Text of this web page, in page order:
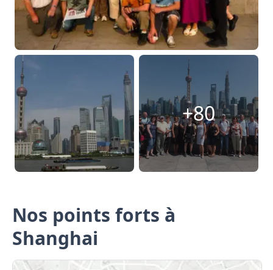
+80
Nos points forts à
Shanghai